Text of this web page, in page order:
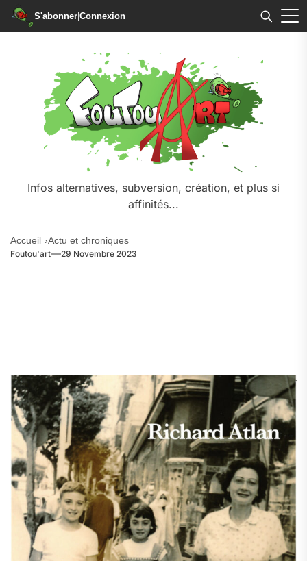
S'abonner|Connexion
Infos alternatives, subversion, création, et plus si
affinités...
Accueil Actu et chroniques
Foutou'art 29 Novembre 2023